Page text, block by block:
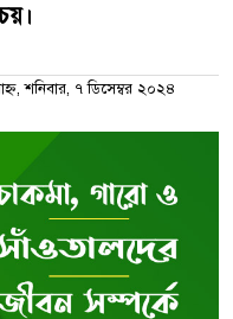
শনিবার, ৭ ডিসেম্বর ২০২৪